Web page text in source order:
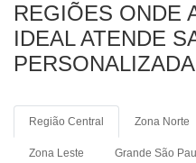
REGIÕES ONDE
IDEAL ATENDE
Região Central Zona Norte
Zona Leste Grande São